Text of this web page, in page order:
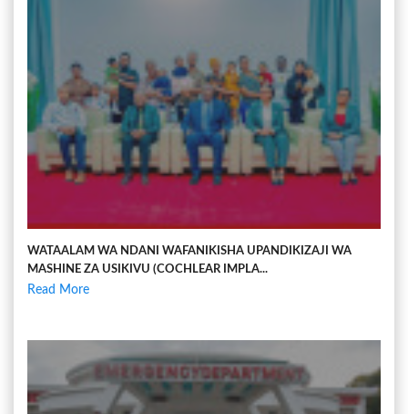
WATAALAM WA NDANI WAFANIKISHA UPANDIKIZAJI WA
MASHINE ZA USIKIVU (COCHLEAR IMPLA...
Read More